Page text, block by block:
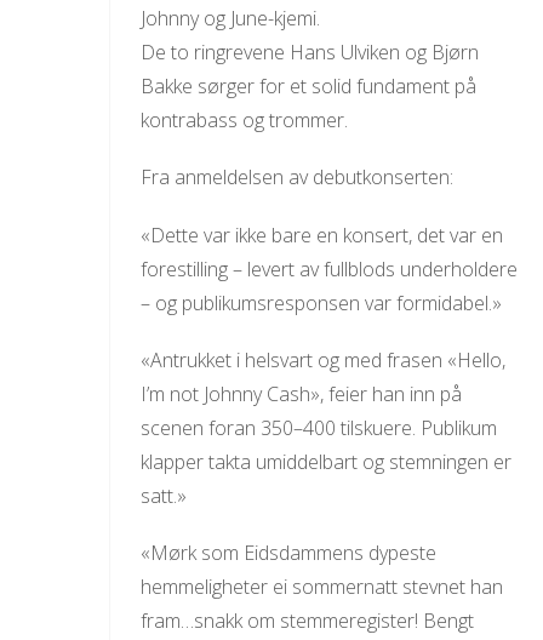
Johnny og June-kjemi.
De to ringrevene Hans Ulviken og Bjørn
Bakke sørger for et solid fundament på
kontrabass og trommer.
Fra anmeldelsen av debutkonserten:
«Dette var ikke bare en konsert, det var en
forestilling – levert av fullblods underholdere
– og publikumsresponsen var formidabel.»
«Antrukket i helsvart og med frasen «Hello,
I’m not Johnny Cash», feier han inn på
scenen foran 350–400 tilskuere. Publikum
klapper takta umiddelbart og stemningen er
satt.»
«Mørk som Eidsdammens dypeste
hemmeligheter ei sommernatt stevnet han
fram…snakk om stemmeregister! Bengt